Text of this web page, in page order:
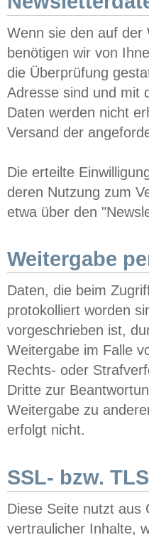
Wenn sie den auf der
benötigen wir von
die Überprüfung
Adresse sind und mit
Daten werden nicht
Versand der
Die erteilte
deren Nutzung zum
etwa über den
Weitergabe
Daten, die beim
protokolliert worden
vorgeschrieben ist,
Weitergabe im Falle
Rechts- oder
Dritte zur
Weitergabe zu
erfolgt nicht.
SSL- bzw.
Diese Seite nutzt aus
vertraulicher Inhalte,